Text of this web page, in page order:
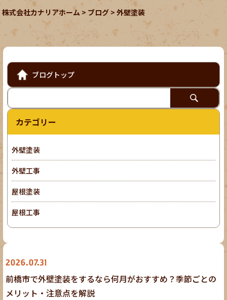
株式会社カナリアホーム > ブログ >外壁塗装
2026.07.31
前橋市で外壁塗装をするなら何月がおすすめ？季節ごとの
メリット・注意点を解説
ブログトップ
カテゴリー
外壁塗装
外壁工事
屋根塗装
屋根工事